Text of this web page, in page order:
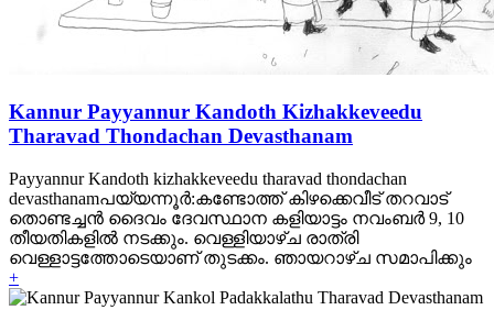
Kannur Payyannur Kandoth Kizhakkeveedu
Tharavad Thondachan Devasthanam
Payyannur Kandoth kizhakkeveedu tharavad thondachan
devasthanamപയ്യന്നൂര്‍:കണ്ടോത്ത് കിഴക്കെവീട് തറവാട്
തൊണ്ടച്ചന്‍ ദൈവം ദേവസ്ഥാന കളിയാട്ടം നവംബര്‍ 9, 10
തീയതികളില്‍ നടക്കും. വെള്ളിയാഴ്ച രാത്രി
വെള്ളാട്ടത്തോടെയാണ് തുടക്കം. ഞായറാഴ്ച സമാപിക്കും
+